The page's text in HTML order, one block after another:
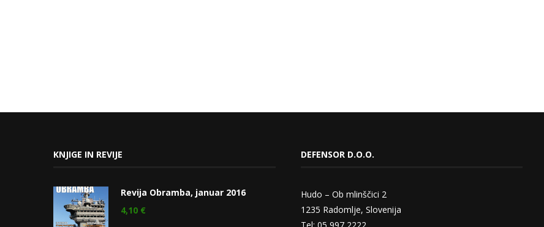
KNJIGE IN REVIJE
Revija Obramba, januar 2016
4,10 €
DEFENSOR D.O.O.
Hudo – Ob mlinščici 2
1235 Radomlje, Slovenija